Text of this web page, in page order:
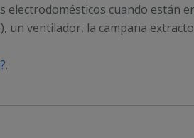
electrodomésticos cuando están
un ventilador, la campana
.